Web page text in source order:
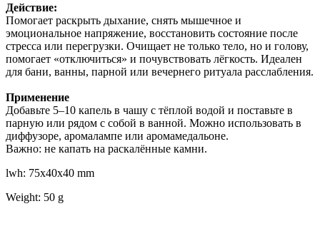
Действие:
Помогает раскрыть дыхание, снять мышечное и
эмоциональное напряжение, восстановить состояние после
стресса или перегрузки. Очищает не только тело, но и голову,
помогает «отключиться» и почувствовать лёгкость. Идеален
для бани, ванны, парной или вечернего ритуала расслабления.
Применение
Добавьте 5–10 капель в чашу с тёплой водой и поставьте в
парную или рядом с собой в ванной. Можно использовать в
диффузоре, аромалампе или аромамедальоне.
Важно: не капать на раскалённые камни.
lwh: 75x40x40 mm
Weight: 50 g